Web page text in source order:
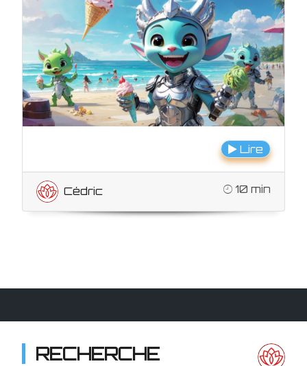
Lire
Cédric 10 min
RECHERCHE